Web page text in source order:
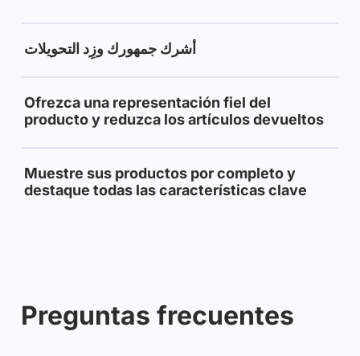
أشرك جمهورك وزِد التحويلات
Ofrezca una representación fiel del
producto y reduzca los artículos devueltos
Muestre sus productos por completo y
destaque todas las características clave
Preguntas frecuentes